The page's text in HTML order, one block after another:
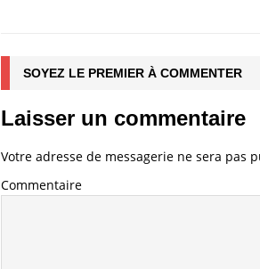
SOYEZ LE PREMIER À COMMENTER
Laisser un commentaire
Votre adresse de messagerie ne sera pas
Commentaire